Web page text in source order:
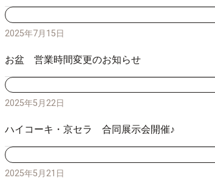
2025年7月15日
お盆 営業時間変更のお知らせ
2025年5月22日
ハイコーキ・京セラ 合同展示会開催♪
2025年5月21日